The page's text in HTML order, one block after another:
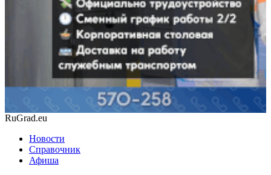
RuGrad.eu
Новости
Справочник
Афиша